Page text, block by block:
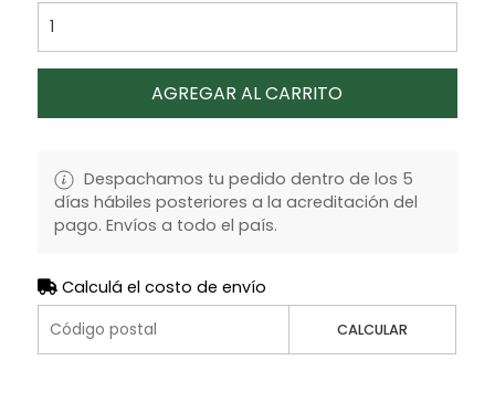
AGREGAR AL CARRITO
Despachamos tu pedido dentro de los 5
días hábiles posteriores a la acreditación del
pago. Envíos a todo el país.
Calculá el costo de envío
CALCULAR